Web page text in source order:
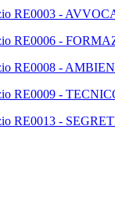
RE0003 -
RE0006 -
RE0008 -
RE0009 -
RE0013 -